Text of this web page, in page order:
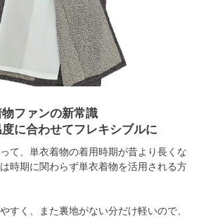
ファンの新常識
に合わせてフレキシブルに
て、単衣着物の着用時期が昔より長くな
時期に関わらず単衣着物を活用される方
すく、また裏地がない分だけ軽いので、